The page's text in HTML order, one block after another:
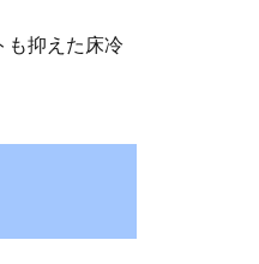
も抑えた床冷